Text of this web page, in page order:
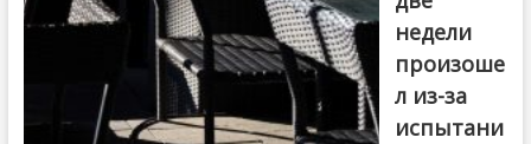
недели
произоше
л из-за
испытани